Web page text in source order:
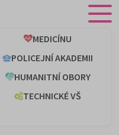
MEDICÍNU
POLICEJNÍ AKADEMII
HUMANITNÍ OBORY
TECHNICKÉ VŠ